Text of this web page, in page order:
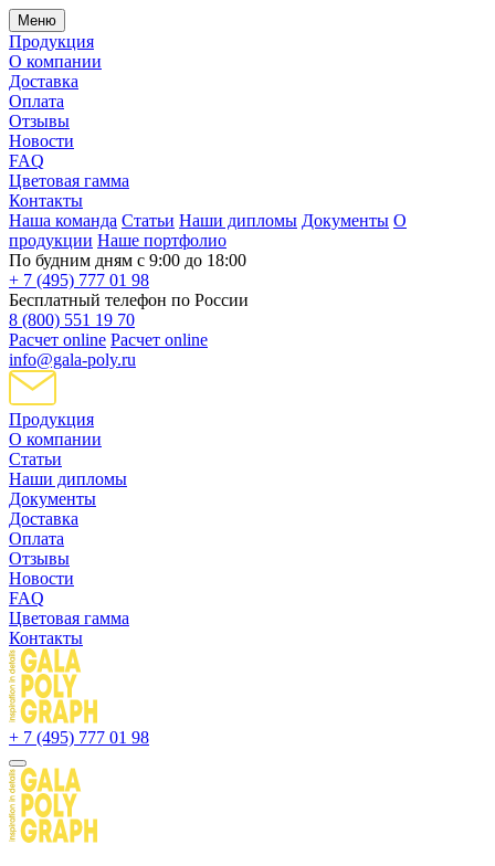
Меню
Продукция
О компании
Доставка
Оплата
Отзывы
Новости
FAQ
Цветовая гамма
Контакты
Наша команда Статьи Наши дипломы Документы О
продукции Наше портфолио
По будним дням с 9:00 до 18:00
+ 7 (495) 777 01 98
Бесплатный телефон по России
8 (800) 551 19 70
Расчет online Расчет online
info@gala-poly.ru
Продукция
О компании
Статьи
Наши дипломы
Документы
Доставка
Оплата
Отзывы
Новости
FAQ
Цветовая гамма
Контакты
+ 7 (495) 777 01 98